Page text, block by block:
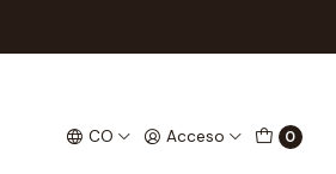
CO Acceso 0
The